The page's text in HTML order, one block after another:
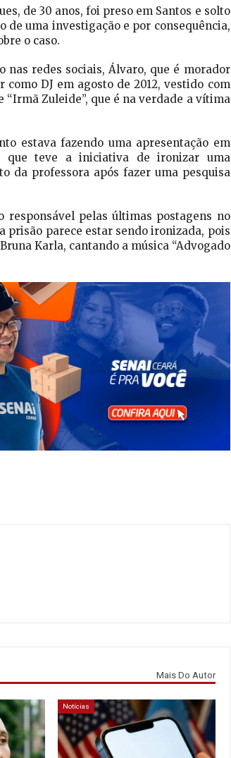
de 30 anos, foi preso em Santos e solto
de uma investigação e por consequência,
o caso.
nas redes sociais, Álvaro, que é morador
DJ em agosto de 2012, vestido com
“Irmã Zuleide”, que é na verdade a vítima
estava fazendo uma apresentação em
que teve a iniciativa de ironizar uma
da professora após fazer uma pesquisa
responsável pelas últimas postagens no
prisão parece estar sendo ironizada, pois
Karla, cantando a música “Advogado
Mais Do Autor
Notícias